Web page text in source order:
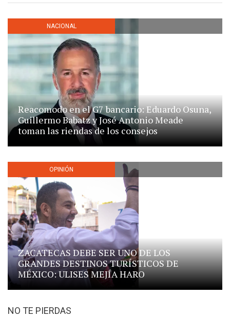
NACIONAL
Reacomodo en el G7 bancario: Eduardo Osuna,
Guillermo Babatz y José Antonio Meade
toman las riendas de los consejos
OPINIÓN
ZACATECAS DEBE SER UNO DE LOS
GRANDES DESTINOS TURÍSTICOS DE
MÉXICO: ULISES MEJÍA HARO
NO TE PIERDAS